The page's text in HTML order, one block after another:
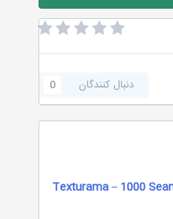
دنبال کنندگان 0
Texturama – 1000